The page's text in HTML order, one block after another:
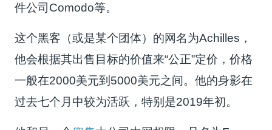
件公司Comodo等。
这个黑客（或是某个团体）的网名为Achilles，
他会根据其出售目标的价值来“公正”定价，价格
一般在2000美元到5000美元之间。他的身影在
过去七个月中较为活跃，特别是2019年初。